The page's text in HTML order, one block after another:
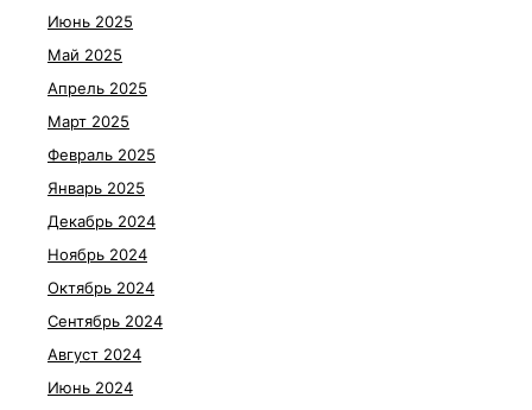
Июнь 2025
Май 2025
Апрель 2025
Март 2025
Февраль 2025
Январь 2025
Декабрь 2024
Ноябрь 2024
Октябрь 2024
Сентябрь 2024
Август 2024
Июнь 2024